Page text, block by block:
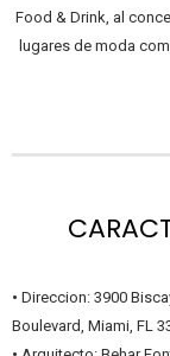
Food & Drink, al
lugares de moda
• Direccion: 3900
Boulevard, Miami, FL